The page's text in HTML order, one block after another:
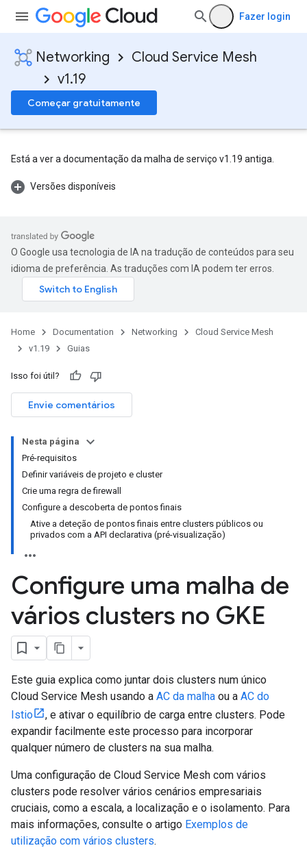
Fazer login
Networking
Cloud Service Mesh
v1.19
Começar gratuitamente
Está a ver a documentação da malha de serviço v1.19 antiga.
Versões disponíveis
O Google usa tecnologia de IA na tradução de conteúdos para seu
idioma de preferência. As traduções com IA podem ter erros.
Home Documentation Networking
Cloud Service Mesh
v1.19
Guias
Isso foi útil?
Envie comentários
Nesta página
Pré-requisitos
Definir variáveis de projeto e cluster
Crie uma regra de firewall
Configure a descoberta de pontos finais
Ative a deteção de pontos finais entre clusters públicos ou
privados com a API declarativa (pré-visualização)
Configure uma malha de
vários clusters no GKE
Este guia explica como juntar dois clusters num único
Cloud Service Mesh usando a AC da malha ou a AC do
Istio
, e ativar o equilíbrio de carga entre clusters. Pode
expandir facilmente este processo para incorporar
qualquer número de clusters na sua malha.
Uma configuração de Cloud Service Mesh com vários
clusters pode resolver vários cenários empresariais
cruciais, como a escala, a localização e o isolamento. Para
mais informações, consulte o artigo Exemplos de
utilização com vários clusters.